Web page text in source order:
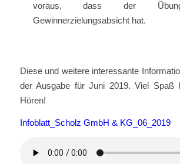
voraus, dass der
Gewinnerzielungsabsicht hat.
Diese und weitere interessante
der Ausgabe für Juni 2019. Viel Spaß
Hören!
Infoblatt_Scholz GmbH & KG_06_2019